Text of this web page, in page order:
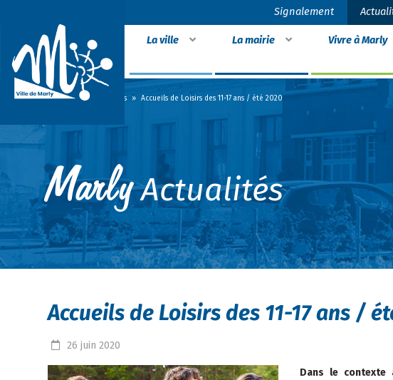
Signalement
La ville La mairie Vivre à Marly
Accueil » Actualités » Accueils de Loisirs des 11-17 ans / été 2020
Actualités
Accueils de Loisirs des 11-17 ans /
26 juin 2020
Dans le contexte